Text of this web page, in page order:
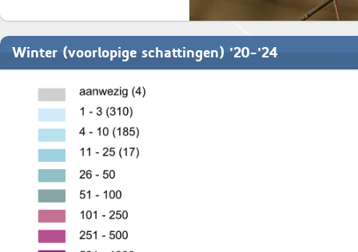
Winter (voorlopige schattingen) '20-'24